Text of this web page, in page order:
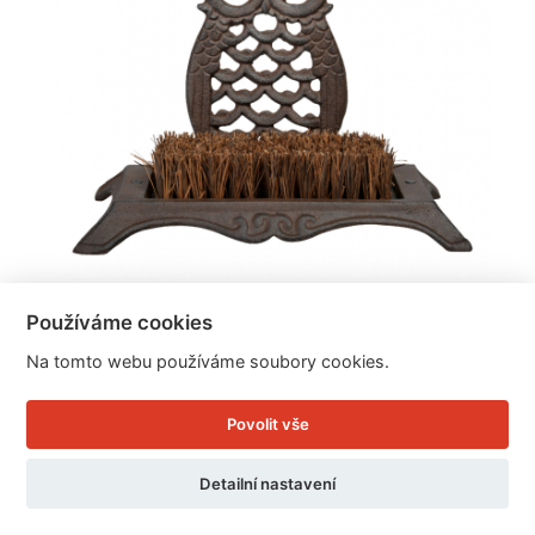
Cena: 529 Kč
Skladem
Doručíme do: 11.8.
Používáme cookies
Na tomto webu používáme soubory cookies.
Povolit vše
Detailní nastavení